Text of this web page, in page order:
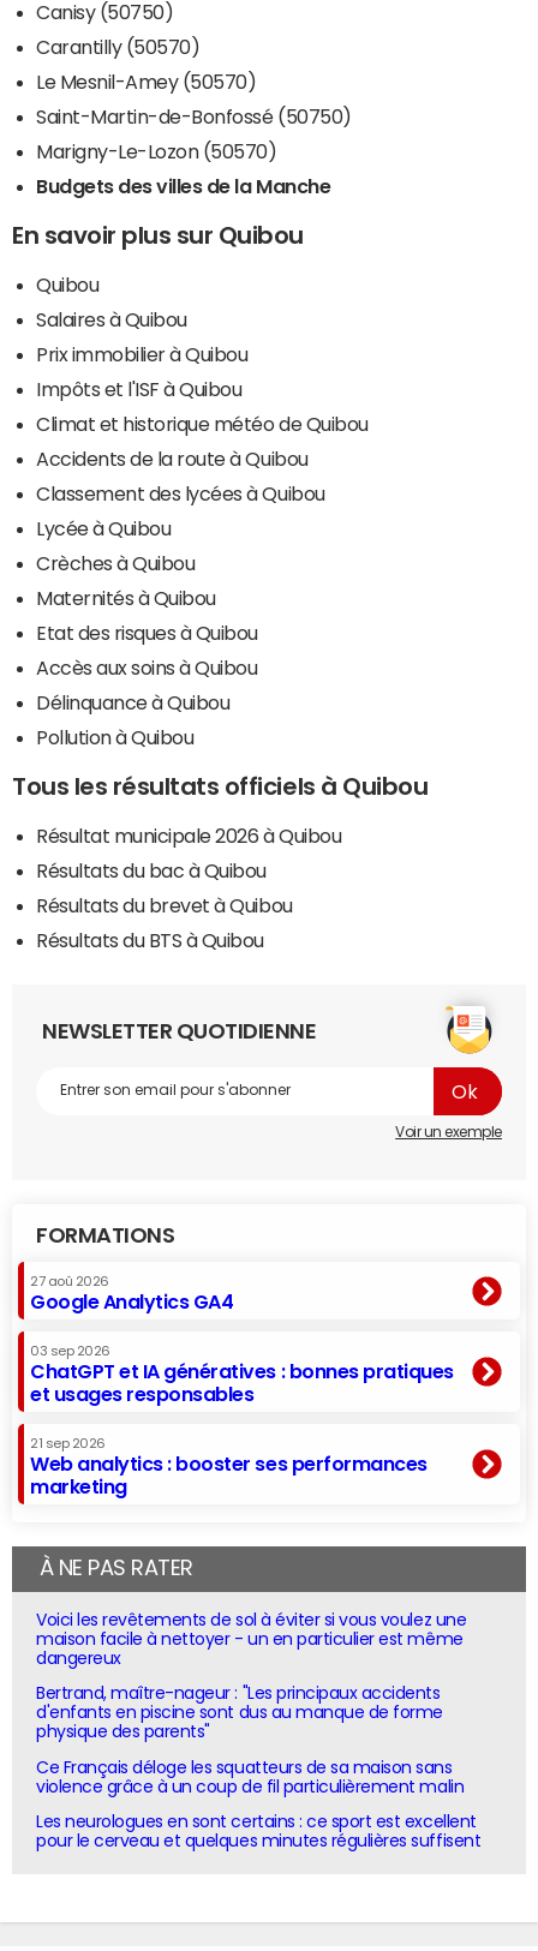
Canisy (50750)
Carantilly (50570)
Le Mesnil-Amey (50570)
Saint-Martin-de-Bonfossé (50750)
Marigny-Le-Lozon (50570)
Budgets des villes de la Manche
En savoir plus sur Quibou
Quibou
Salaires à Quibou
Prix immobilier à Quibou
Impôts et l'ISF à Quibou
Climat et historique météo de Quibou
Accidents de la route à Quibou
Classement des lycées à Quibou
Lycée à Quibou
Crèches à Quibou
Maternités à Quibou
Etat des risques à Quibou
Accès aux soins à Quibou
Délinquance à Quibou
Pollution à Quibou
Tous les résultats officiels à Quibou
Résultat municipale 2026 à Quibou
Résultats du bac à Quibou
Résultats du brevet à Quibou
Résultats du BTS à Quibou
NEWSLETTER QUOTIDIENNE
Voir un exemple
FORMATIONS
27 aoû 2026
Google Analytics GA4
03 sep 2026
ChatGPT et IA génératives : bonnes pratiques
et usages responsables
21 sep 2026
Web analytics : booster ses performances
marketing
À NE PAS RATER
Voici les revêtements de sol à éviter si vous voulez une
maison facile à nettoyer - un en particulier est même
dangereux
Bertrand, maître-nageur : "Les principaux accidents
d'enfants en piscine sont dus au manque de forme
physique des parents"
Ce Français déloge les squatteurs de sa maison sans
violence grâce à un coup de fil particulièrement malin
Les neurologues en sont certains : ce sport est excellent
pour le cerveau et quelques minutes régulières suffisent